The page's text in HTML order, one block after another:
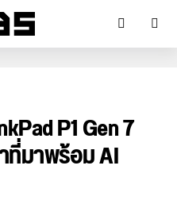
P1 Gen 7
ที่มาพร้อม AI